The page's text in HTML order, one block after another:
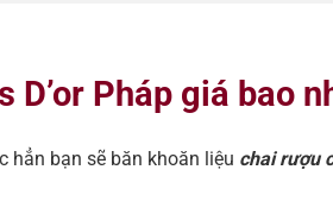
Pháp giá bao
hẳn bạn sẽ băn khoăn liệu chai rượu